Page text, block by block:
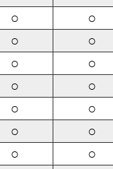
○ ○
○ ○
○ ○
○ ○
○ ○
○ ○
○ ○